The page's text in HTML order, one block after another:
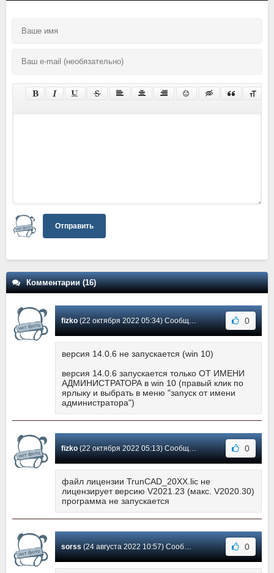
Отправить
Комментарии (16)
fizko(22 октября 2022 05:34) Сообщение #14 0
версия 14.0.6 не запускается (win 10)
версия 14.0.6 запускается только ОТ ИМЕНИ
АДМИНИСТРАТОРА в win 10 (правый клик по
ярлыку и выбрать в меню "запуск от имени
администратора")
fizko(22 октября 2022 05:13) Сообщение #13 0
файл лицензии TrunCAD_20XX.lic не
лицензирует версию V2021.23 (макс. V2020.30)
программа не запускается
sorss(24 августа 2022 10:57) Сообщение #12 0